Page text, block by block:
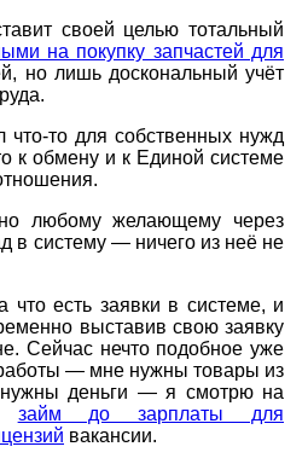
своей целью тотальный
на покупку запчастей для
но лишь доскональный учёт
что-то для собственных нужд
к обмену и к Единой системе
любому желающему через
в систему — ничего из неё не
что есть заявки в системе, и
выставив свою заявку
Сейчас нечто подобное уже
— мне нужны товары из
нужны деньги — я смотрю на
займ до зарплаты для
вакансии.